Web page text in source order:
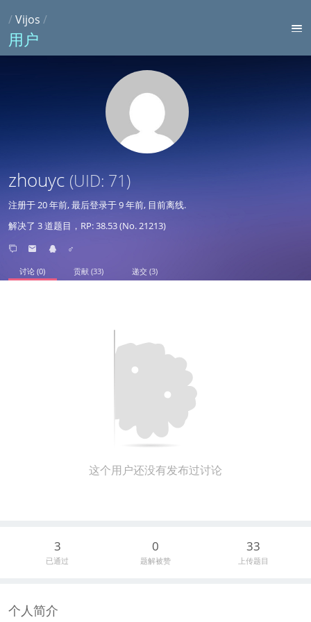
/Vijos /
用户
zhouyc (UID: 71)
注册于20 年前, 最后登录于9 年前, 目前离线.
解决了 3 道题目，RP: 38.53 (No. 21213)
♂
讨论 (0) 贡献 (33) 递交 (3)
这个用户还没有发布过讨论
3
已通过
0
题解被赞
33
上传题目
个人简介